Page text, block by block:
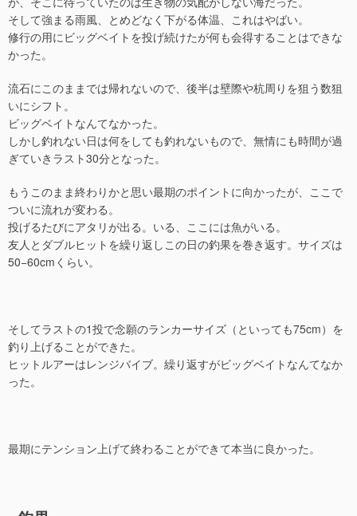
そして強まる雨風、とめどなく下がる体温、これはやばい。
修行の用にビッグベイトを投げ続けたが何も会得することはできな
かった。
流石にこのままでは帰れないので、後半は壁際や杭周りを狙う数狙
いにシフト。
ビッグベイトなんてなかった。
しかし釣れない日は何をしても釣れないもので、無情にも時間が過
ぎていきラスト30分となった。
もうこのまま終わりかと思い最期のポイントに向かったが、ここで
ついに流れが変わる。
投げるたびにアタリが出る。いる、ここには魚がいる。
友人とダブルヒットを繰り返しこの日の釣果を巻き返す。サイズは
50−60cmくらい。
そしてラストの1投で念願のランカーサイズ（といっても75cm）を
釣り上げることができた。
ヒットルアーはレンジバイブ。繰り返すがビッグベイトなんてなか
った。
最期にテンション上げて終わることができて本当に良かった。